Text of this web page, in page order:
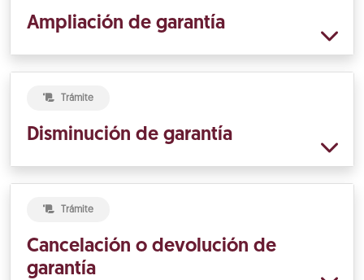
Ampliación de garantía
Trámite
Disminución de garantía
Trámite
Cancelación o devolución de
garantía